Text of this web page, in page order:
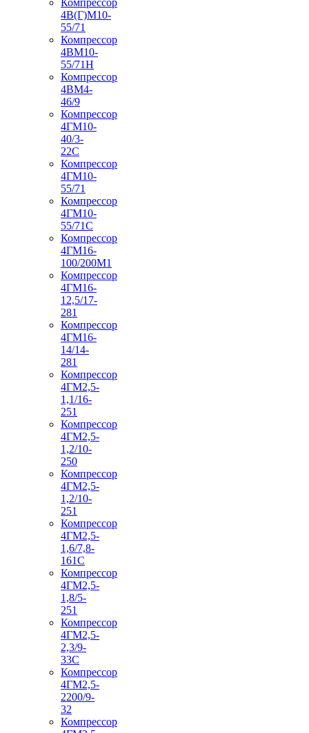
4В(Г)М10-
55/71
Компрессор
4ВМ10-
55/71Н
Компрессор
4ВМ4-
46/9
Компрессор
4ГМ10-
40/3-
22С
Компрессор
4ГМ10-
55/71
Компрессор
4ГМ10-
55/71С
Компрессор
4ГМ16-
100/200М1
Компрессор
4ГМ16-
12,5/17-
281
Компрессор
4ГМ16-
14/14-
281
Компрессор
4ГМ2,5-
1,1/16-
251
Компрессор
4ГМ2,5-
1,2/10-
250
Компрессор
4ГМ2,5-
1,2/10-
251
Компрессор
4ГМ2,5-
1,6/7,8-
161С
Компрессор
4ГМ2,5-
1,8/5-
251
Компрессор
4ГМ2,5-
2,3/9-
33С
Компрессор
4ГМ2,5-
2200/9-
32
Компрессор